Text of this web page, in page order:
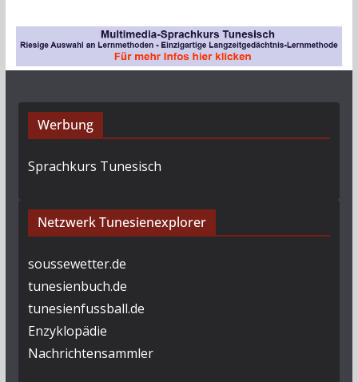
Werbung
Sprachkurs Tunesisch
Netzwerk Tunesienexplorer
soussewetter.de
tunesienbuch.de
tunesienfussball.de
Enzyklopädie
Nachrichtensammler